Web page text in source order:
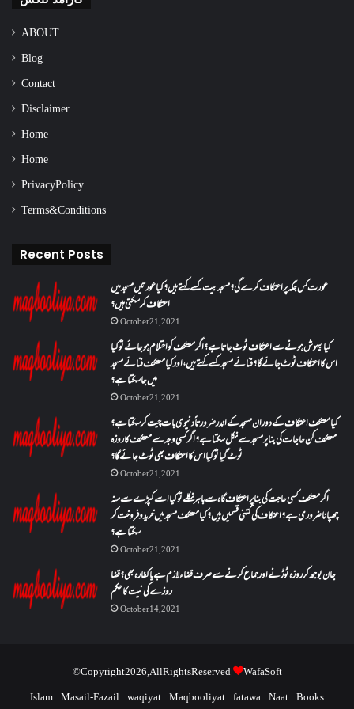
ABOUT
Blog
Contact
Disclaimer
Home
Home
Privacy Policy
Terms & Conditions
Recent Posts
عورت کس جگہ پر اعتکاف کرے گی؟مسجد بیت کسے کہتے ہیں؟کیا عورتیں مسجد میں
اعتکاف کر سکتی ہیں؟
October 21, 2021
کیا بیہوش ہونے سے اعتکاف ٹوٹ جاتا ہے؟ اگر معتکف کو احتلام ہو جائے تو کیا
اس کا اعتکاف ٹوٹ جائے گا؟فنائے مسجد کسے کہتے ہیں ، اور کیا معتکف فنائے مسجد
میں جا سکتا ہے؟
October 21, 2021
کیا معتکف اعتکاف کے دوران مسجد کے اندر ضرورتاً دنیوی بات چیت کر سکتا ہے؟
معتکف کن حاجات کی بنا پر مسجد سے نکل سکتا ہے؟ اگر کسی وجہ سے معتکف کا روزہ
ٹوٹ گیا تو کیا اس کا اعتکاف بھی ٹوٹ جائے گا؟
October 21, 2021
اگر معتکف کسی حاجت کی بنا پر اعتکاف گاہ سے باہر نکلے تو کیا اسے کپڑے سے منہ
چھپانا ضروری ہے؟اعتکاف کی کتنی قسمیں ہیں؟کیا معتکف مسجد میں خرید و فروخت کر
سکتا ہے؟
October 21, 2021
جان بوجھ کر روزہ ٹوڑنے اور جماع کرنے سے صرف قضاء لازم ہے یا کفارہ بھی؟ قضا
روزے کی نیت کا حکم
October 14, 2021
© Copyright 2026, All Rights Reserved |
WafaSoft
Islam Masail-Fazail waqiyat Maqbooliyat fatawa Naat Books